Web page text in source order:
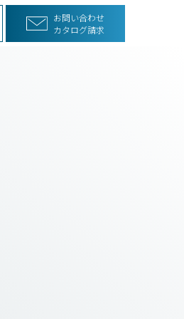
お問い合わせ
カタログ請求